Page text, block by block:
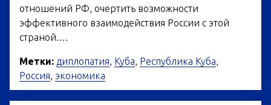
отношений РФ, очертить возможности
эффективного взаимодействия России с этой
страной.…
Метки: диплопатия, Куба, Республика Куба,
Россия, экономика